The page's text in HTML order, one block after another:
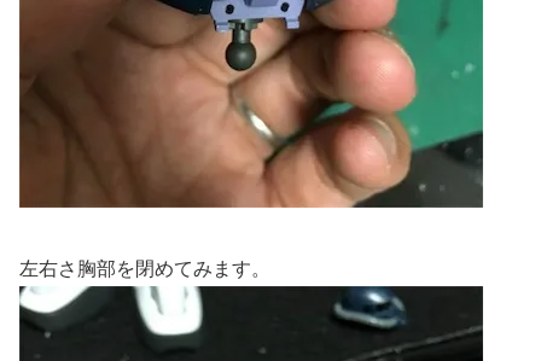
左右さ胸部を閉めてみます。